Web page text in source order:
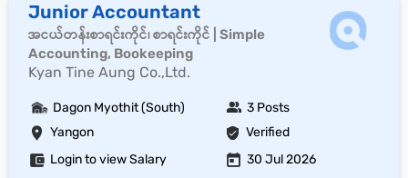
Junior Accountant
အငယ်တန်းစာရင်းကိုင်၊ စာရင်းကိုင် | Simple
Accounting, Bookeeping
Kyan Tine Aung Co.,Ltd.
Yangon Verified
Dagon Myothit (South) 3 Posts
Login to view Salary 30 Jul 2026